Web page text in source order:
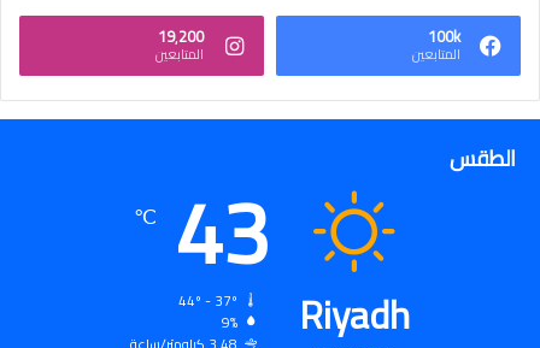
100k
المتابعين
19٬200
المتابعين
الطقس
Riyadh
43
℃
9%